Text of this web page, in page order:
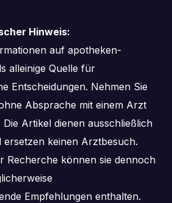
Hinweis:
auf apotheken-
alleinige Quelle für
Entscheidungen. Nehmen Sie
Absprache mit einem Arzt
Artikel dienen ausschließlich
keinen Arztbesuch.
Recherche können sie dennoch
Empfehlungen enthalten.